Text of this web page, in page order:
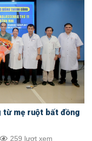
từ mẹ ruột bất đồng
259 lượt xem